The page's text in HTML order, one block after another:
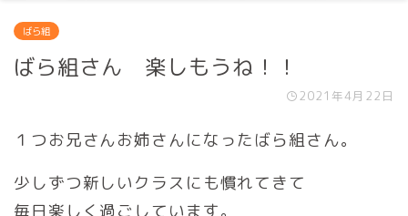
ばら組
ばら組さん 楽しもうね！！
2021年4月22日
１つお兄さんお姉さんになったばら組さん。
少しずつ新しいクラスにも慣れてきて
毎日楽しく過ごしています。